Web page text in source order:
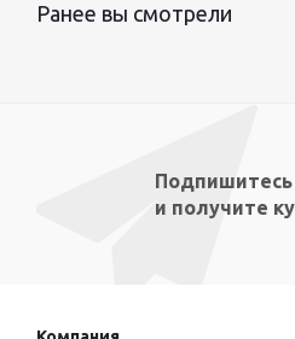
Ранее вы смотрели
Подпишитесь
и получите